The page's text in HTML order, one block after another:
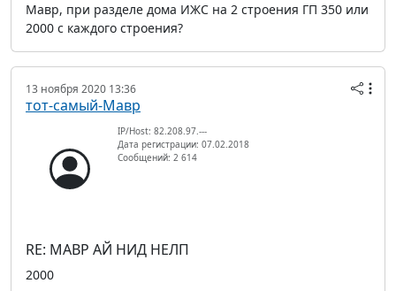
Мавр, при разделе дома ИЖС на 2 строения ГП 350 или
2000 с каждого строения?
13 ноября 2020 13:36
тот-самый-Мавр
IP/Host: 82.208.97.---
Дата регистрации: 07.02.2018
Сообщений: 2 614
RE: МАВР АЙ НИД НЕЛП
2000